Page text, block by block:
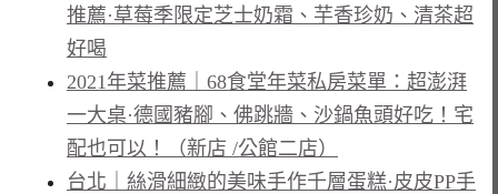
推薦·草莓季限定芝士奶霜、芋香珍奶、清茶超
好喝
2021年菜推薦｜68食堂年菜私房菜單：超澎湃
一大桌·德國豬腳、佛跳牆、沙鍋魚頭好吃！宅
配也可以！（新店 /公館二店）
台北｜絲滑細緻的美味手作千層蛋糕·皮皮PP手